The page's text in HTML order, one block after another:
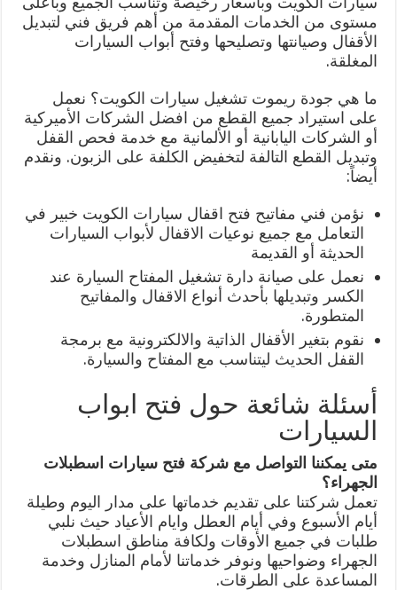
مستوى من الخدمات المقدمة من أهم فريق فني لتبديل
الأقفال وصيانتها وتصليحها وفتح أبواب السيارات
المغلقة.
ما هي جودة ريموت تشغيل سيارات الكويت؟ نعمل
على استيراد جميع القطع من افضل الشركات الأميركية
أو الشركات اليابانية أو الألمانية مع خدمة فحص القفل
وتبديل القطع التالفة لتخفيض الكلفة على الزبون. ونقدم
أيضاً:
نؤمن فني مفاتيح فتح اقفال سيارات الكويت خبير في
التعامل مع جميع نوعيات الاقفال لأبواب السيارات
الحديثة أو القديمة
نعمل على صيانة دارة تشغيل المفتاح السيارة عند
الكسر وتبديلها بأحدث أنواع الاقفال والمفاتيح
المتطورة.
نقوم بتغير الأقفال الذاتية والالكترونية مع برمجة
القفل الحديث ليتناسب مع المفتاح والسيارة.
أسئلة شائعة حول فتح ابواب
السيارات
متى يمكننا التواصل مع شركة فتح سيارات اسطبلات
الجهراء؟
تعمل شركتنا على تقديم خدماتها على مدار اليوم وطيلة
أيام الأسبوع وفي أيام العطل وايام الأعياد حيث نلبي
طلبات في جميع الأوقات ولكافة مناطق اسطبلات
الجهراء وضواحيها ونوفر خدماتنا لأمام المنازل وخدمة
المساعدة على الطرقات.